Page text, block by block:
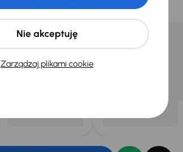
Zarządzaj plikami cookie
Nie akceptuję